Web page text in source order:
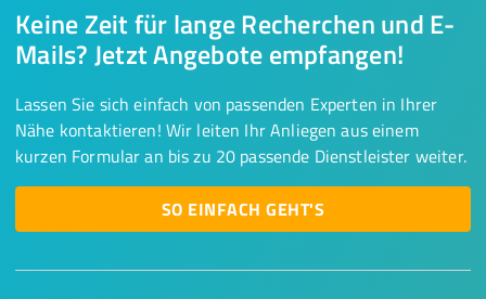
Keine Zeit für lange Recherchen und E-
Mails? Jetzt Angebote empfangen!
Lassen Sie sich einfach von passenden Experten in Ihrer
Nähe kontaktieren! Wir leiten Ihr Anliegen aus einem
kurzen Formular an bis zu 20 passende Dienstleister weiter.
SO EINFACH GEHT'S